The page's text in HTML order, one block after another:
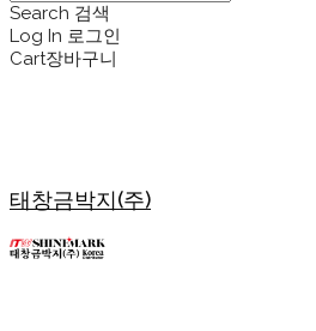
Search 검색
Log In 로그인
Cart장바구니
태창금박지(주)